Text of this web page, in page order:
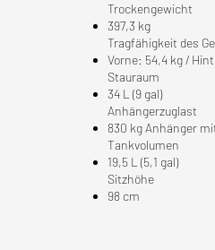
Trockengewicht
397,3 kg
Tragfähigkeit des
Vorne: 54,4 kg /
Stauraum
34 L (9 gal)
Anhängerzuglast
830 kg Anhänger
Tankvolumen
19,5 L (5,1 gal)
Sitzhöhe
98 cm